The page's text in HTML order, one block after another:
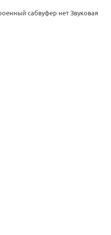
сабвуфер нет Звуковая